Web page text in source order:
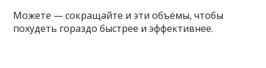
Можете — сокращайте и эти объёмы, чтобы
похудеть гораздо быстрее и эффективнее.